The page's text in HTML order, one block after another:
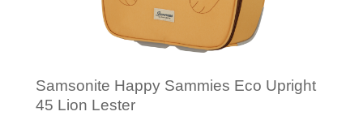
Samsonite Happy Sammies Eco Upright
45 Lion Lester